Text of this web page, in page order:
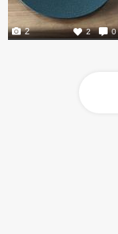
2 0
2